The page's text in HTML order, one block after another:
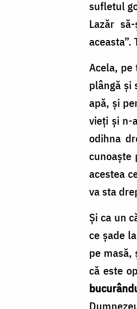
sufletul
Lazăr
Acela,
plângă și
apă, și
vieți și n-
odihna
cunoaște
acestea
va sta
Și ca un
ce șade
pe masă,
că este